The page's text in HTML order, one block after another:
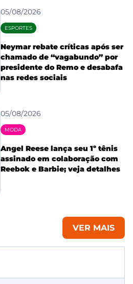
05/08/2026
ESPORTES
Neymar rebate críticas após ser
chamado de “vagabundo” por
presidente do Remo e desabafa
nas redes sociais
05/08/2026
MODA
Angel Reese lança seu 1º tênis
assinado em colaboração com
Reebok e Barbie; veja detalhes
VER MAIS